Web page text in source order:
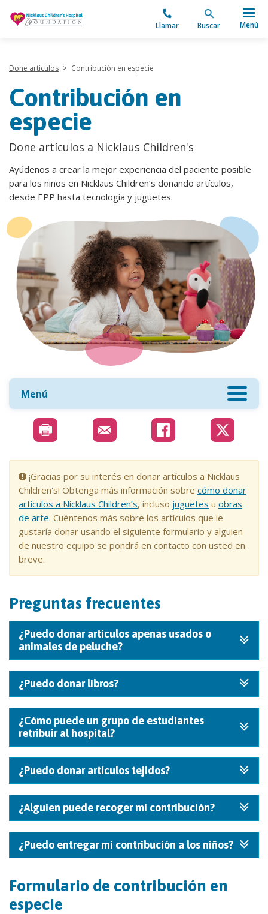
Llamar Buscar Menú
Done artículos > Contribución en especie
Contribución en
especie
Done artículos a Nicklaus Children's
Ayúdenos a crear la mejor experiencia del paciente posible
para los niños en Nicklaus Children’s donando artículos,
desde EPP hasta tecnología y juguetes.
Menú
¡Gracias por su interés en donar artículos a Nicklaus
Children's! Obtenga más información sobre cómo donar
artículos a Nicklaus Children’s, incluso juguetes u obras
de arte. Cuéntenos más sobre los artículos que le
gustaría donar usando el siguiente formulario y alguien
de nuestro equipo se pondrá en contacto con usted en
breve.
Preguntas frecuentes
¿Puedo donar artículos apenas usados o
animales de peluche?
¿Puedo donar libros?
¿Cómo puede un grupo de estudiantes
retribuir al hospital?
¿Puedo donar artículos tejidos?
¿Alguien puede recoger mi contribución?
¿Puedo entregar mi contribución a los niños?
Formulario de contribución en
especie